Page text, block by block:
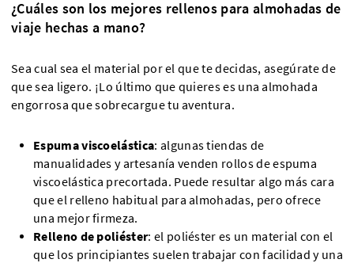
¿Cuáles son los mejores rellenos para almohadas de
viaje hechas a mano?
Sea cual sea el material por el que te decidas, asegúrate de
que sea ligero. ¡Lo último que quieres es una almohada
engorrosa que sobrecargue tu aventura.
Espuma viscoelástica: algunas tiendas de
manualidades y artesanía venden rollos de espuma
viscoelástica precortada. Puede resultar algo más cara
que el relleno habitual para almohadas, pero ofrece
una mejor firmeza.
Relleno de poliéster: el poliéster es un material con el
que los principiantes suelen trabajar con facilidad y una